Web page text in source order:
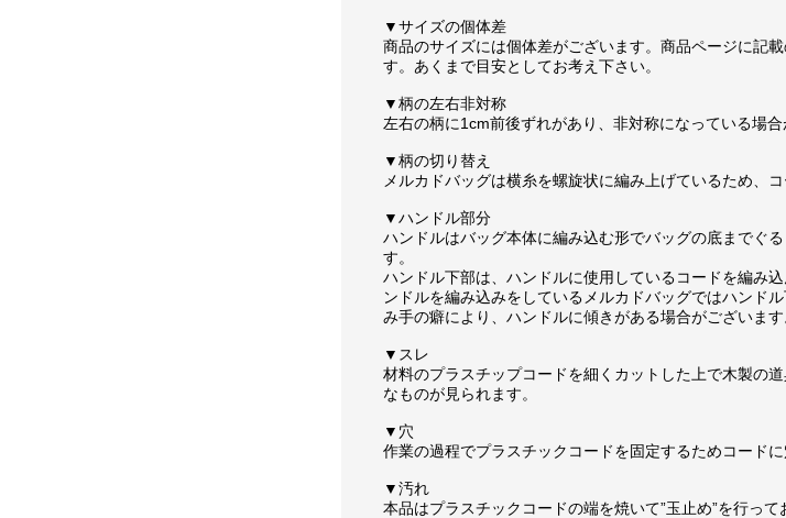
▼サイズの個体差
商品のサイズには個体差がございます。商品ページに記
す。あくまで目安としてお考え下さい。
▼柄の左右非対称
左右の柄に1cm前後ずれがあり、非対称になっている場合
▼柄の切り替え
メルカドバッグは横糸を螺旋状に編み上げているため、
▼ハンドル部分
ハンドルはバッグ本体に編み込む形でバッグの底までぐ
す。
ハンドル下部は、ハンドルに使用しているコードを編み
ンドルを編み込みをしているメルカドバッグではハンド
み手の癖により、ハンドルに傾きがある場合がございます
▼スレ
材料のプラスチップコードを細くカットした上で木製の
なものが見られます。
▼穴
作業の過程でプラスチックコードを固定するためコード
▼汚れ
本品はプラスチックコードの端を焼いて”玉止め”を行っ